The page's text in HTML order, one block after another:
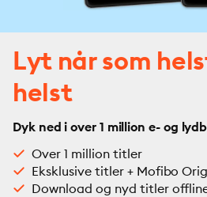
Lyt når som
helst
Dyk ned i over 1 million e- og
Over 1 million titler
Eksklusive titler + Mofibo
Download og nyd titler